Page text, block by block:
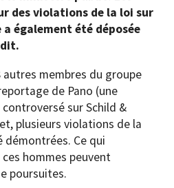
des violations de la loi sur
également été déposée
membres du groupe
de Pano (une
sur Schild &
plusieurs violations de la
Ce qui
hommes peuvent
poursuites.